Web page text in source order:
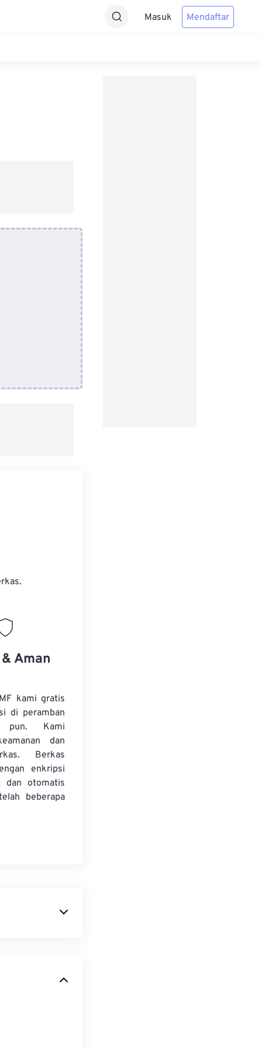
Masuk Mendaftar
Aman
kami gratis
di peramban
Kami
dan
Berkas
enkripsi
dan otomatis
beberapa
format